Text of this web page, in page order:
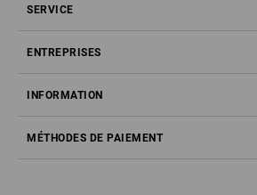
SERVICE
ENTREPRISES
INFORMATION
MÉTHODES DE PAIEMENT